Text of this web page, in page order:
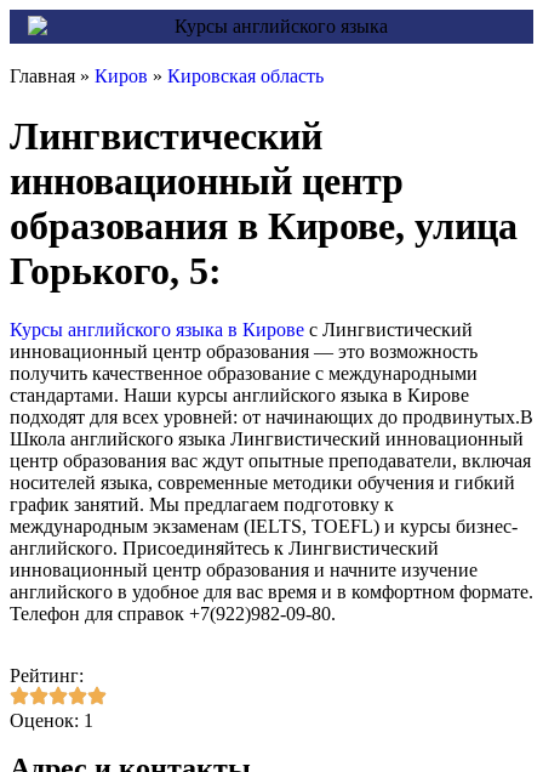
Главная » Киров » Кировская область
Лингвистический
инновационный центр
образования в Кирове, улица
Горького, 5:
Курсы английского языка в Кирове с Лингвистический
инновационный центр образования — это возможность
получить качественное образование с международными
стандартами. Наши курсы английского языка в Кирове
подходят для всех уровней: от начинающих до продвинутых.В
Школа английского языка Лингвистический инновационный
центр образования вас ждут опытные преподаватели, включая
носителей языка, современные методики обучения и гибкий
график занятий. Мы предлагаем подготовку к
международным экзаменам (IELTS, TOEFL) и курсы бизнес-
английского. Присоединяйтесь к Лингвистический
инновационный центр образования и начните изучение
английского в удобное для вас время и в комфортном формате.
Телефон для справок +7(922)982-09-80.
Рейтинг:
Оценок: 1